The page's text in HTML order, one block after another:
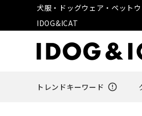
犬服・ドッグウェア・ペット
IDOG&ICAT
トレンドキーワード error_outline